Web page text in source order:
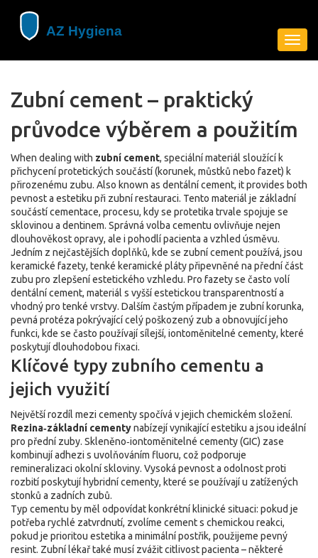
Zubní cement – praktický
průvodce výběrem a použitím
When dealing with zubní cement, speciální materiál sloužící k
přichycení protetických součástí (korunek, můstků nebo fazet) k
přirozenému zubu. Also known as dentální cement, it provides both
pevnost a estetiku při zubní restauraci. Tento materiál je základní
součástícementace, procesu, kdy se protetika trvale spojuje se
sklovinou a dentinem. Správná volba cementu ovlivňuje nejen
dlouhověkost opravy, ale i pohodlí pacienta a vzhled úsměvu.
Jedním z nejčastějších doplňků, kde se zubní cement používá, jsou
keramické fazety, tenké keramické pláty připevněné na přední část
zubu pro zlepšení estetického vzhledu. Pro fazety se často volí
dentální cement, materiál s vyšší estetickou transparentností a
vhodný pro tenké vrstvy. Dalším častým případem je zubní korunka,
pevná protéza pokrývající celý poškozený zub a obnovující jeho
funkci, kde se často používají sílejší, iontoměnitelné cementy, které
poskytují dlouhodobou fixaci.
Klíčové typy zubního cementu a
jejich využití
Největší rozdíl mezi cementy spočívá v jejich chemickém složení.
Rezina‑základní cementynabízejí vynikající estetiku a jsou ideální
pro přední zuby. Skleněno‑iontoměnitelné cementy (GIC) zase
kombinují adhezi s uvolňováním fluoru, což podporuje
remineralizaci okolní skloviny. Vysoká pevnost a odolnost proti
rozbití poskytují hybridní cementy, které se používají u zatížených
stonků a zadních zubů.
Typ cementu by měl odpovídat konkrétní klinické situaci: pokud je
potřeba rychlé zatvrdnutí, zvolíme cement s chemickou reakci,
pokud je prioritou estetika a minimální postřik, použijeme pevný
resint. Zubní lékař také musí zvážit citlivost pacienta – některé